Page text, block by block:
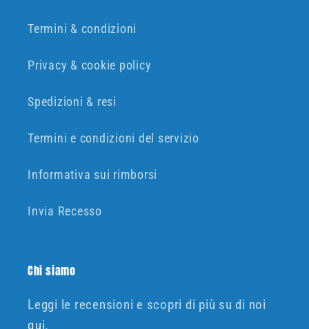
Termini & condizioni
Privacy & cookie policy
Spedizioni & resi
Termini e condizioni del servizio
Informativa sui rimborsi
Invia Recesso
Chi siamo
Leggi le recensioni e scopri di più su di noi
qui.